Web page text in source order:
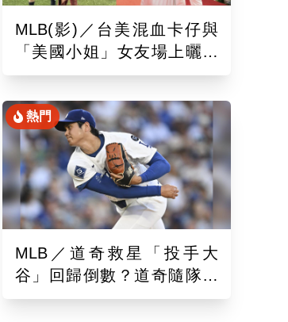
MLB(影)／台美混血卡仔與
「美國小姐」女友場上曬恩
愛！賽前獻唱大谷翔平場邊
熱門
MLB／道奇救星「投手大
谷」回歸倒數？道奇隨隊記
者樂觀曝「最新進展」